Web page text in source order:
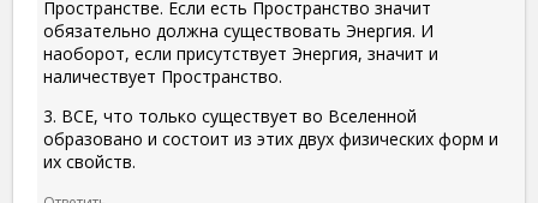
Пространстве. Если есть Пространство значит
обязательно должна существовать Энергия. И
наоборот, если присутствует Энергия, значит и
наличествует Пространство.
3. ВСЕ, что только существует во Вселенной
образовано и состоит из этих двух физических форм и
их свойств.